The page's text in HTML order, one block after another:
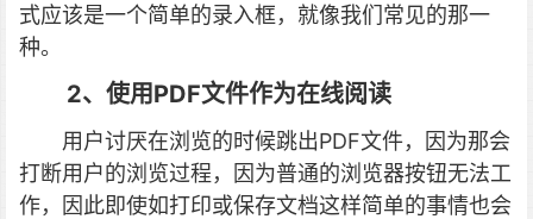
式应该是一个简单的录入框，就像我们常见的那一
种。
2、使用PDF文件作为在线阅读
用户讨厌在浏览的时候跳出PDF文件，因为那会
打断用户的浏览过程，因为普通的浏览器按钮无法工
作，因此即使如打印或保存文档这样简单的事情也会